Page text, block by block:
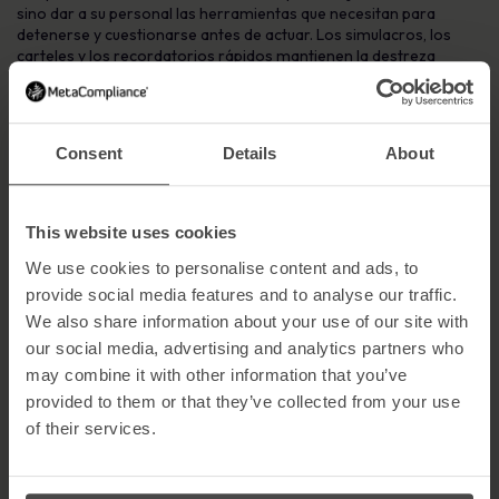
Consent Details About
This website uses cookies
We use cookies to personalise content and ads, to
provide social media features and to analyse our traffic.
We also share information about your use of our site with
our social media, advertising and analytics partners who
may combine it with other information that you’ve
provided to them or that they’ve collected from your use
of their services.
sino dar a su personal las herramientas que necesitan para
detenerse y cuestionarse antes de actuar. Los simulacros, los
carteles y los recordatorios rápidos mantienen la destreza
fresca y en la mente.
De la concienciación a los hábitos cotidianos
las organizaciones es lo que ocurre en noviembre, diciembre y
más allá.
La concienciación por sí sola no basta. Todo el mundo sabe que
debe bloquear su teléfono, actualizar sus aplicaciones y
comprobar antes de hacer clic. Pero sin hábitos, el conocimiento
se desvanece y vuelven a aparecer los comportamientos de
riesgo.
Por eso la Gestión del Riesgo Humano (GRH) es tan poderosa. Se